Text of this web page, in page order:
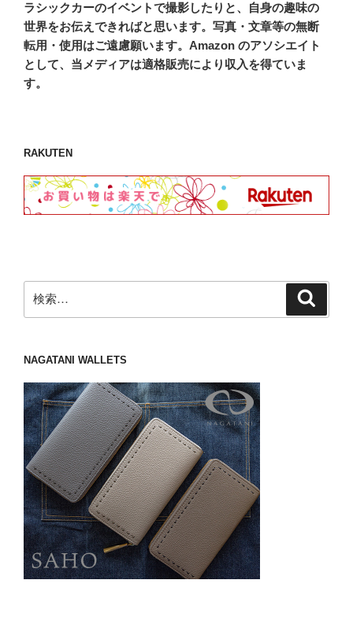
ラシックカーのイベントで撮影したりと、自身の趣味の
世界をお伝えできればと思います。写真・文章等の無断
転用・使用はご遠慮願います。Amazon のアソシエイト
として、当メディアは適格販売により収入を得ていま
す。
RAKUTEN
索:
NAGATANI WALLETS